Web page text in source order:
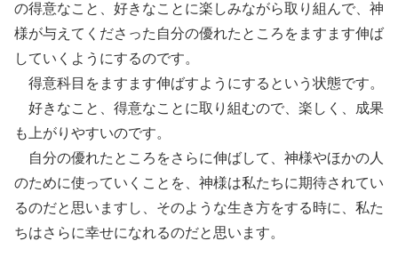
の得意なこと、好きなことに楽しみながら取り組んで、神
様が与えてくださった自分の優れたところをますます伸ば
していくようにするのです。
得意科目をますます伸ばすようにするという状態です。
好きなこと、得意なことに取り組むので、楽しく、成果
も上がりやすいのです。
自分の優れたところをさらに伸ばして、神様やほかの人
のために使っていくことを、神様は私たちに期待されてい
るのだと思いますし、そのような生き方をする時に、私た
ちはさらに幸せになれるのだと思います。